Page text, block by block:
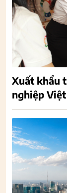
Xuất khẩu
nghiệp